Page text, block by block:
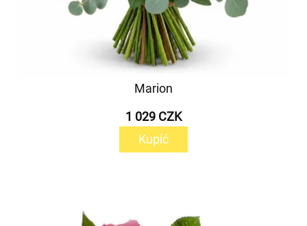
Marion
1 029 CZK
Kupić